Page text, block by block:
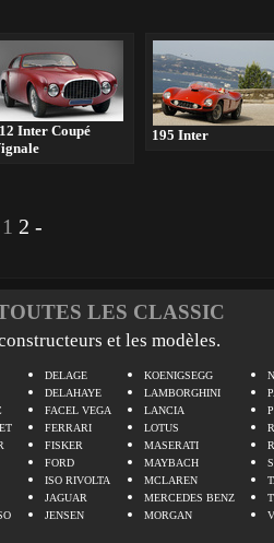
Inter Coupé
195 Inter
1 2 -
LES CLASSIC
et les modèles.
DELAGE
DELAHAYE
FACEL VEGA
FERRARI
FISKER
FORD
ISO RIVOLTA
JAGUAR
JENSEN
KOENIGSEGG
LAMBORGHINI
LANCIA
LOTUS
MASERATI
MAYBACH
MCLAREN
MERCEDES BENZ
MORGAN